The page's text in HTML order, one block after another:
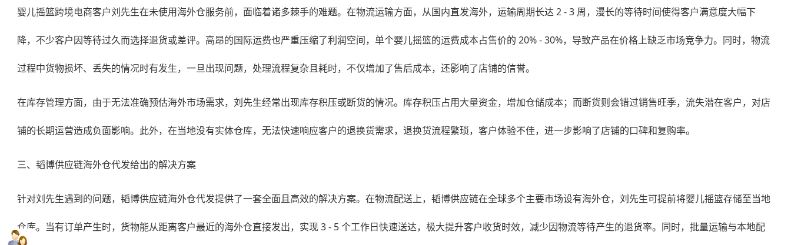
婴儿摇篮跨境电商客户刘先生在未使用海外仓服务前，面临着诸多棘手的难题。在物流运输方面，从国内直发海外，运输周期长达 2 - 3 周，漫长的等待时间使得客户满意度大幅下
降，不少客户因等待过久而选择退货或差评。高昂的国际运费也严重压缩了利润空间，单个婴儿摇篮的运费成本占售价的 20% - 30%，导致产品在价格上缺乏市场竞争力。同时，物流
过程中货物损坏、丢失的情况时有发生，一旦出现问题，处理流程复杂且耗时，不仅增加了售后成本，还影响了店铺的信誉。
在库存管理方面，由于无法准确预估海外市场需求，刘先生经常出现库存积压或断货的情况。库存积压占用大量资金，增加仓储成本；而断货则会错过销售旺季，流失潜在客户，对店
铺的长期运营造成负面影响。此外，在当地没有实体仓库，无法快速响应客户的退换货需求，退换货流程繁琐，客户体验不佳，进一步影响了店铺的口碑和复购率。
三、韬博供应链海外仓代发给出的解决方案
针对刘先生遇到的问题，韬博供应链海外仓代发提供了一套全面且高效的解决方案。在物流配送上，韬博供应链在全球多个主要市场设有海外仓，刘先生可提前将婴儿摇篮存储至当地
仓库。当有订单产生时，货物能从距离客户最近的海外仓直接发出，实现 3 - 5 个工作日快速送达，极大提升客户收货时效，减少因物流等待产生的退货率。同时，批量运输与本地配